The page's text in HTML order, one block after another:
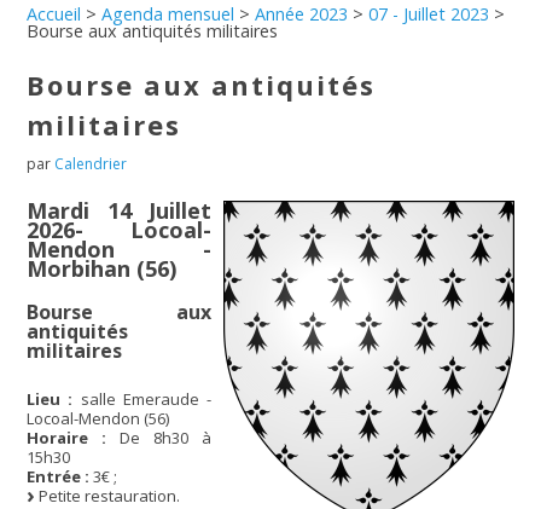
Accueil >Agenda mensuel >Année 2023 >07 - Juillet 2023 >
Bourse aux antiquités militaires
Bourse aux antiquités
militaires
par Calendrier
Mardi 14 Juillet
2026- Locoal-
Mendon -
Morbihan (56)
Bourse aux
antiquités
militaires
Lieu : salle Emeraude -
Locoal-Mendon (56)
Horaire : De 8h30 à
15h30
Entrée : 3€ ;
Petite restauration.